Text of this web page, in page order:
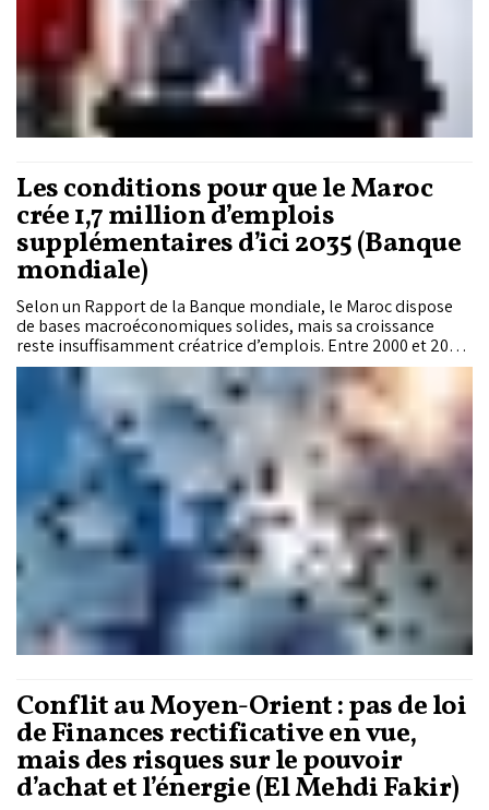
Les conditions pour que le Maroc
crée 1,7 million d’emplois
supplémentaires d’ici 2035 (Banque
mondiale)
Selon un Rapport de la Banque mondiale, le Maroc dispose
de bases macroéconomiques solides, mais sa croissance
reste insuffisamment créatrice d’emplois. Entre 2000 et 2024,
la population en âge de travailler a progressé beaucoup plus
vite que l’emploi, révélant des contraintes structurelles
persistantes. L’institution estime qu’un programme
coordonné de réformes pourrait générer jusqu’à 1,7 million
d’emplois supplémentaires d’ici 2035 et porter le PIB réel à
un niveau nettement supérieur à la trajectoire actuelle.
Conflit au Moyen-Orient : pas de loi
de Finances rectificative en vue,
mais des risques sur le pouvoir
d’achat et l’énergie (El Mehdi Fakir)